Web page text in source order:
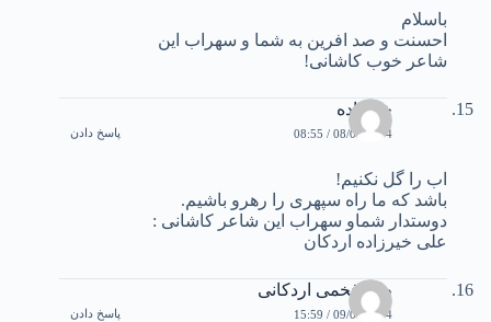
باسلام
احسنت و صد افرین به شما و سهراب این
شاعر خوب کاشانی!
خیرزاده
08/05/2004 / 08:55 پاسخ دادن
اب را گل نکنیم!
باشد که ما راه سپهری را رهرو باشیم.
دوستدار شماو سهراب این شاعر کاشانی :
علی خیرزاده اردکان
طه افخمی اردکانی
09/05/2004 / 15:59 پاسخ دادن